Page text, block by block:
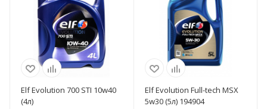
Elf Evolution 700 STI 10w40
(4л)
Elf Evolution Full-tech MSX
5w30 (5л) 194904